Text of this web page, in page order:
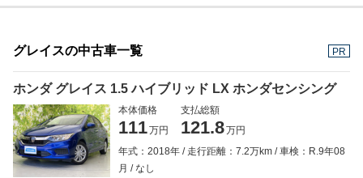
グレイスの中古車一覧 PR
ホンダ グレイス 1.5 ハイブリッド LX ホンダセンシング
本体価格
111万円
支払総額
121.8万円
年式：2018年
走行距離：7.2万km
車検：R.9年08
月
なし